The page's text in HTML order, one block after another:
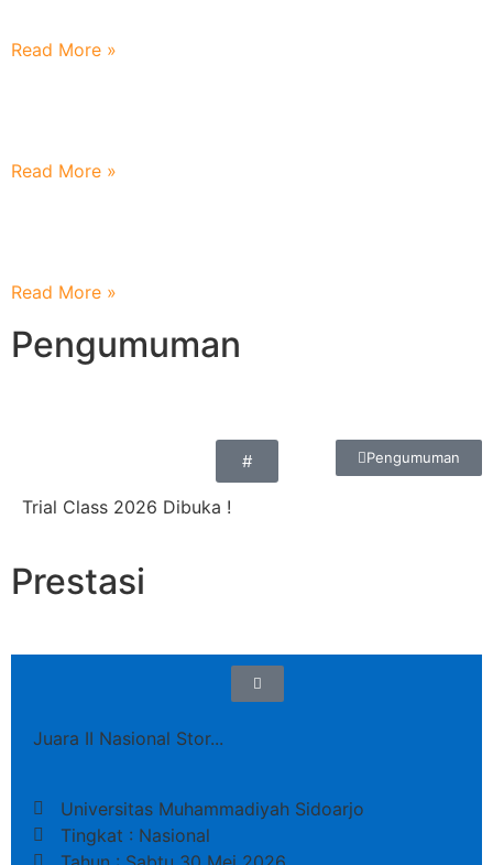
Read More »
Read More »
Read More »
Pengumuman
Pengumuman
#
Trial Class 2026 Dibuka !
Prestasi
Juara II Nasional Stor...
Universitas Muhammadiyah Sidoarjo
Tingkat : Nasional